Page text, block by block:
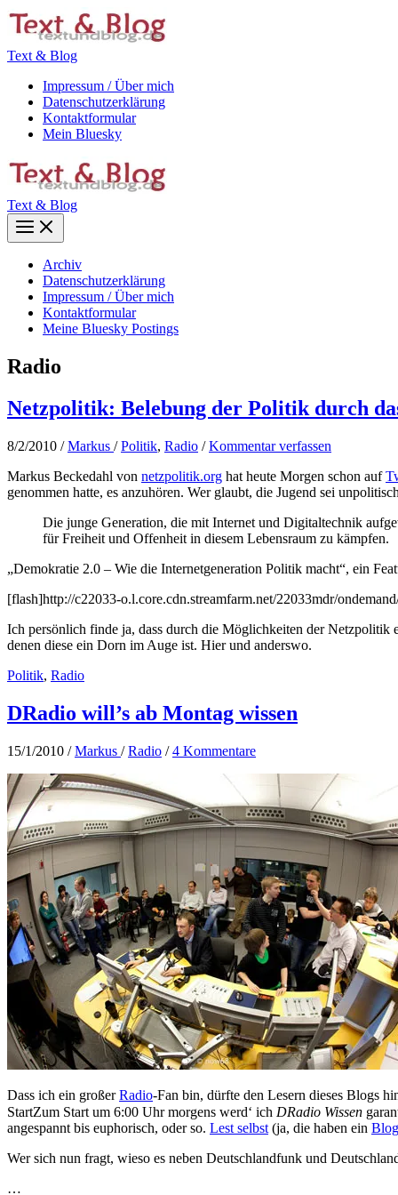
Zum
Inhalt
Text & Blog
Impressum / Über mich
Datenschutzerklärung
Kontaktformular
Mein Bluesky
Text & Blog
Main
Menu
Archiv
Datenschutzerklärung
Impressum / Über mich
Kontaktformular
Meine Bluesky Postings
Radio
Netzpolitik: Belebung der Politik durch
8/2/2010 /Markus /Politik, Radio /Kommentar verfassen
Markus Beckedahl von netzpolitik.org hat heute Morgen schon auf
genommen hatte, es anzuhören. Wer glaubt, die Jugend sei
Die junge Generation, die mit Internet und Digitaltechnik
für Freiheit und Offenheit in diesem Lebensraum zu kämpfen.
„Demokratie 2.0 – Wie die Internetgeneration Politik macht“, ein
[flash]http://c22033-o.l.core.cdn.streamfarm.net/22033mdr/
Ich persönlich finde ja, dass durch die Möglichkeiten der Netzpolitik
denen diese ein Dorn im Auge ist. Hier und anderswo.
Politik, Radio
DRadio will’s ab Montag wissen
15/1/2010 /Markus /Radio /4 Kommentare
Dass ich ein großerRadio-Fan bin, dürfte den Lesern dieses Blogs
StartZum Start um 6:00 Uhr morgens werd‘ ich DRadio Wissen
angespannt bis euphorisch, oder so. Lest selbst (ja, die haben ein Blog
Wer sich nun fragt, wieso es neben Deutschlandfunk und
…